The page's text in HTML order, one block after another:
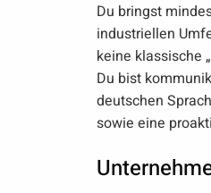
Du bringst
industriellen
keine klassische
Du bist
deutschen
sowie eine